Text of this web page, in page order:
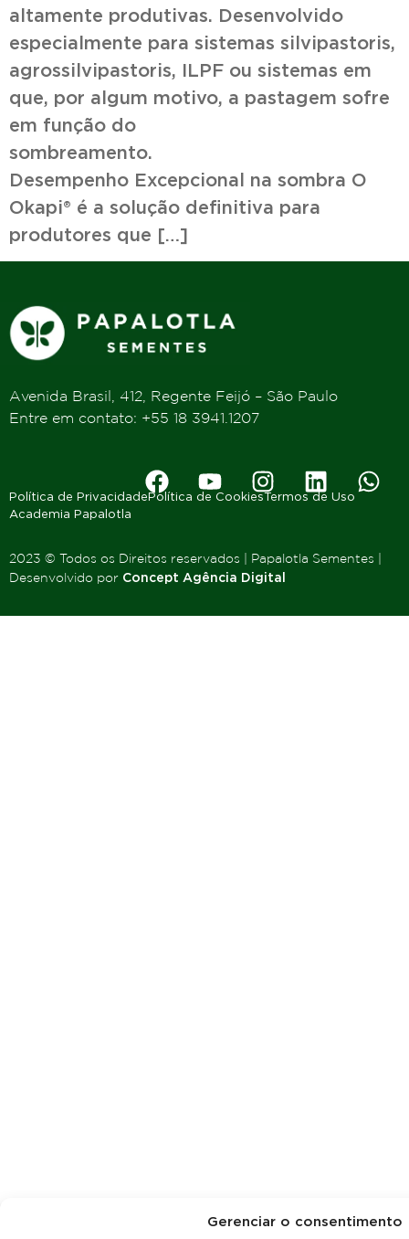
Gerenciar o consentimento
altamente produtivas. Desenvolvido
especialmente para sistemas silvipastoris,
agrossilvipastoris, ILPF ou sistemas em
que, por algum motivo, a pastagem sofre
em função do
Desempenho Excepcional na sombra O
Okapi® é a solução definitiva para
produtores que […]
Avenida Brasil, 412, Regente Feijó – São Paulo
Entre em contato: +55 18 3941.1207
Política de PrivacidadePolítica de CookiesTermos de Uso
Academia Papalotla
2023 © Todos os Direitos reservados | Papalotla Sementes |
Desenvolvido por Concept Agência Digital